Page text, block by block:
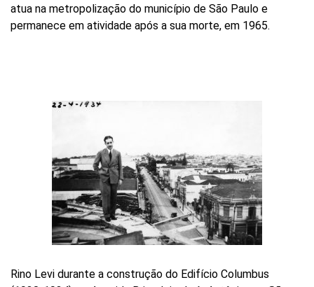
Buscar
por
atua na metropolização do município de São Paulo e
permanece em atividade após a sua morte, em 1965.
Rino Levi durante a construção do Edifício Columbus